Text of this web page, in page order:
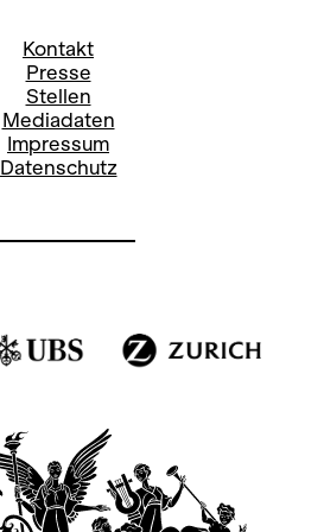
Kontakt
Presse
Stellen
Mediadaten
Impressum
Datenschutz